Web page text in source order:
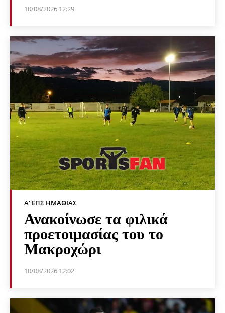
10/08/2026 12:29
Α' ΕΠΣ ΗΜΑΘΊΑΣ
Ανακοίνωσε τα φιλικά
προετοιμασίας του το
Μακροχώρι
10/08/2026 12:02